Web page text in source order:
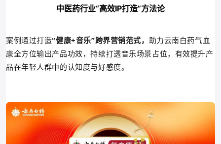
中医药行业“高效IP打造”方法论
案例通过打造“健康+音乐”跨界营销范式， 助力云南白药气血
康全方位输出产品功效，持续打透音乐场景占位，有效提升产
品在年轻人群中的认知度与好感度。